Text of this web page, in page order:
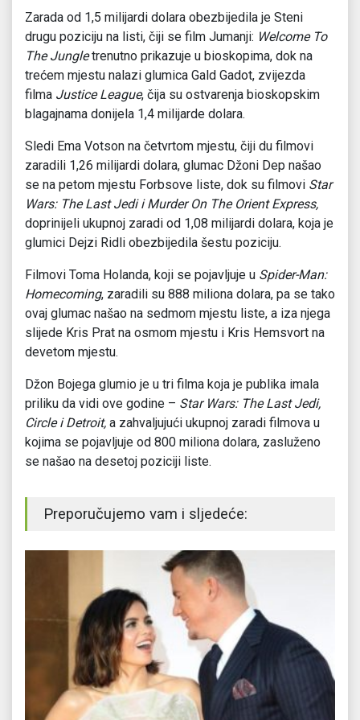
Zarada od 1,5 milijardi dolara obezbijedila je Steni
drugu poziciju na listi, čiji se film Jumanji: Welcome To
The Jungletrenutno prikazuje u bioskopima, dok na
trećem mjestu nalazi glumica Gald Gadot, zvijezda
filma Justice League, čija su ostvarenja bioskopskim
blagajnama donijela 1,4 milijarde dolara.
Sledi Ema Votson na četvrtom mjestu, čiji du filmovi
zaradili 1,26 milijardi dolara, glumac Džoni Dep našao
se na petom mjestu Forbsove liste, dok su filmovi Star
Wars: The Last Jedi i Murder On The Orient Express,
doprinijeli ukupnoj zaradi od 1,08 milijardi dolara, koja je
glumici Dejzi Ridli obezbijedila šestu poziciju.
Filmovi Toma Holanda, koji se pojavljuje u Spider-Man:
Homecoming, zaradili su 888 miliona dolara, pa se tako
ovaj glumac našao na sedmom mjestu liste, a iza njega
slijede Kris Prat na osmom mjestu i Kris Hemsvort na
devetom mjestu.
Džon Bojega glumio je u tri filma koja je publika imala
priliku da vidi ove godine – Star Wars: The Last Jedi,
Circle i Detroit, a zahvaljujući ukupnoj zaradi filmova u
kojima se pojavljuje od 800 miliona dolara, zasluženo
se našao na desetoj poziciji liste.
Preporučujemo vam i sljedeće: